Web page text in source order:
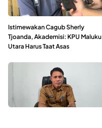
Istimewakan Cagub Sherly
Tjoanda, Akademisi: KPU Maluku
Utara Harus Taat Asas